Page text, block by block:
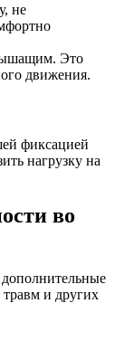
не
Это
движения.
фиксацией
нагрузку на
во
и других